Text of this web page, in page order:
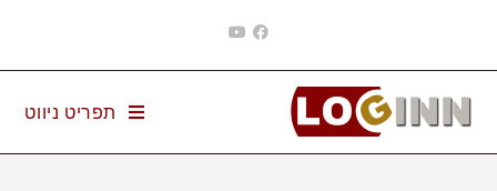
content
תפריט ניווט